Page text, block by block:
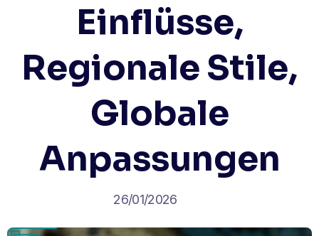
Einflüsse,
Regionale Stile,
Globale
Anpassungen
26/01/2026